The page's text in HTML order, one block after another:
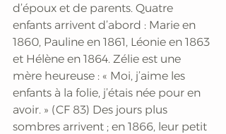
d’époux et de parents. Quatre
enfants arrivent d’abord : Marie en
1860, Pauline en 1861, Léonie en 1863
et Hélène en 1864. Zélie est une
mère heureuse : « Moi, j’aime les
enfants à la folie, j’étais née pour en
avoir. » (CF 83) Des jours plus
sombres arrivent ; en 1866, leur petit